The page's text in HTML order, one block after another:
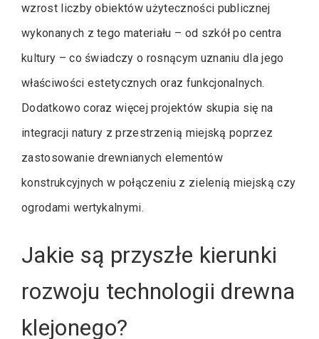
wzrost liczby obiektów użyteczności publicznej
wykonanych z tego materiału – od szkół po centra
kultury – co świadczy o rosnącym uznaniu dla jego
właściwości estetycznych oraz funkcjonalnych.
Dodatkowo coraz więcej projektów skupia się na
integracji natury z przestrzenią miejską poprzez
zastosowanie drewnianych elementów
konstrukcyjnych w połączeniu z zielenią miejską czy
ogrodami wertykalnymi.
Jakie są przyszłe kierunki
rozwoju technologii drewna
klejonego?